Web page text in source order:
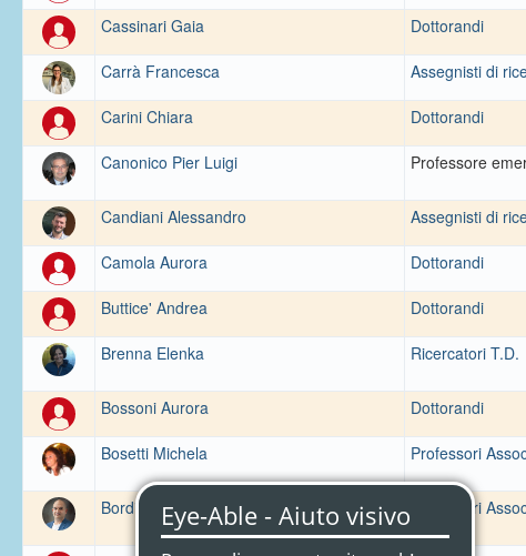
Cassinari Gaia Dottorandi
Carrà Francesca Assegnisti di
Carini Chiara Dottorandi
Canonico Pier Luigi Professore
Candiani Alessandro
Assegnisti di
Camola Aurora Dottorandi
Buttice' Andrea Dottorandi
Brenna Elenka Ricercatori T.D.
Bossoni Aurora
Dottorandi
Bosetti Michela Professori
Bordiga Matteo
Professori